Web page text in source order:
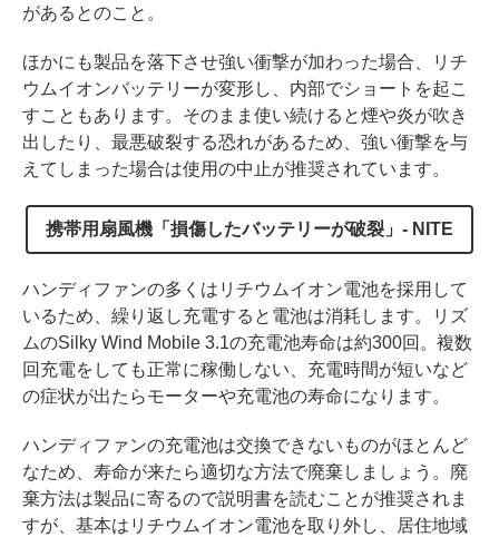
があるとのこと。
ほかにも製品を落下させ強い衝撃が加わった場合、リチ
ウムイオンバッテリーが変形し、内部でショートを起こ
すこともあります。そのまま使い続けると煙や炎が吹き
出したり、最悪破裂する恐れがあるため、強い衝撃を与
えてしまった場合は使用の中止が推奨されています。
携帯用扇風機「損傷したバッテリーが破裂」- NITE
ハンディファンの多くはリチウムイオン電池を採用して
いるため、繰り返し充電すると電池は消耗します。リズ
ムのSilky Wind Mobile 3.1の充電池寿命は約300回。複数
回充電をしても正常に稼働しない、充電時間が短いなど
の症状が出たらモーターや充電池の寿命になります。
ハンディファンの充電池は交換できないものがほとんど
なため、寿命が来たら適切な方法で廃棄しましょう。廃
棄方法は製品に寄るので説明書を読むことが推奨されま
すが、基本はリチウムイオン電池を取り外し、居住地域